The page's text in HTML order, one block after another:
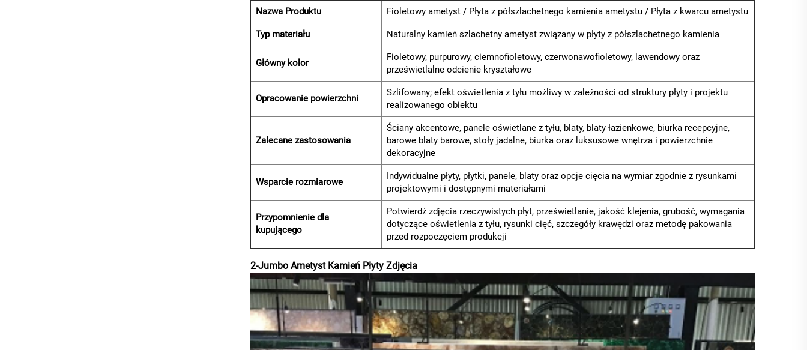
Nazwa Produktu Fioletowy ametyst / Płyta z półszlachetnego kamienia ametystu / Płyta z kwarcu ametystu
Typ materiału Naturalny kamień szlachetny ametyst związany w płyty z półszlachetnego kamienia
Główny kolor
Fioletowy, purpurowy, ciemnofioletowy, czerwonawofioletowy, lawendowy oraz
prześwietlalne odcienie kryształowe
Opracowanie powierzchni
Szlifowany; efekt oświetlenia z tyłu możliwy w zależności od struktury płyty i projektu
realizowanego obiektu
Zalecane zastosowania
Ściany akcentowe, panele oświetlane z tyłu, blaty, blaty łazienkowe, biurka recepcyjne,
barowe blaty barowe, stoły jadalne, biurka oraz luksusowe wnętrza i powierzchnie
dekoracyjne
Wsparcie rozmiarowe
Indywidualne płyty, płytki, panele, blaty oraz opcje cięcia na wymiar zgodnie z rysunkami
projektowymi i dostępnymi materiałami
Przypomnienie dla
kupującego
Potwierdź zdjęcia rzeczywistych płyt, prześwietlanie, jakość klejenia, grubość, wymagania
dotyczące oświetlenia z tyłu, rysunki cięć, szczegóły krawędzi oraz metodę pakowania
przed rozpoczęciem produkcji
2-Jumbo Ametyst Kamień Płyty Zdjęcia